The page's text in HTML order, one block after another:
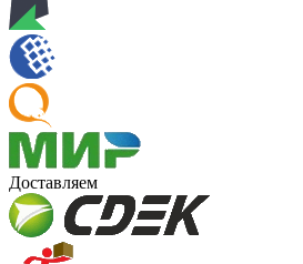
Доставляем